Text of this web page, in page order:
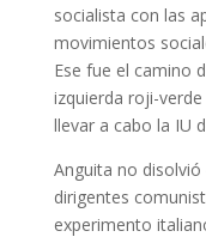
socialista con las
movimientos
Ese fue el camino
izquierda roji-
llevar a cabo la IU
Anguita no
dirigentes
experimento